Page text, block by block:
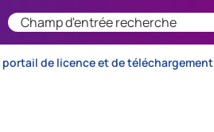
de licence et de téléchargement